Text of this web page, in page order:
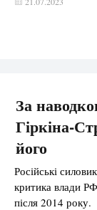
За
Гіркіна-
його
Російські
критика влади
після 2014 року.